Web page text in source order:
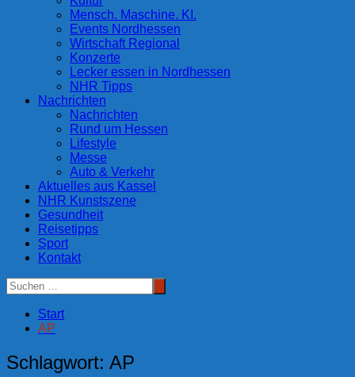
Mensch. Maschine. KI.
Events Nordhessen
Wirtschaft Regional
Konzerte
Lecker essen in Nordhessen
NHR Tipps
Nachrichten
Nachrichten
Rund um Hessen
Lifestyle
Messe
Auto & Verkehr
Aktuelles aus Kassel
NHR Kunstszene
Gesundheit
Reisetipps
Sport
Kontakt
Start
AP
Schlagwort: AP